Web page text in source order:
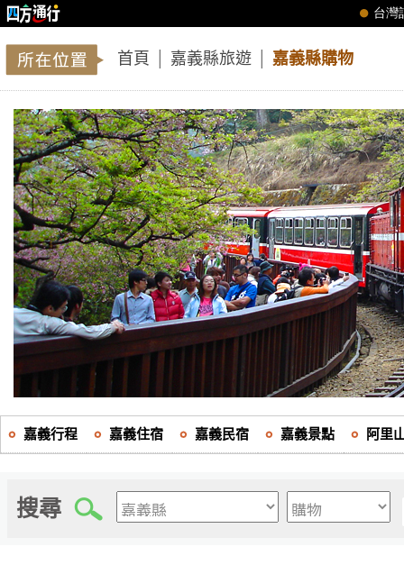
首頁 嘉義縣旅遊 嘉義縣購物
嘉義行程 嘉義住宿 嘉義民宿 嘉義景點 阿里
搜尋